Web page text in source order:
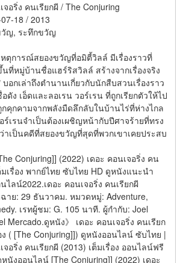
จอริ่ง คนเรียกผี / The Conjuring
18 / 2013
วัญ, ระทึกขวัญ
หตุการณ์สยองขวัญที่อมิตี้วิลล์ มีเรื่องราวที่
นที่หมู่บ้านชื่อแฮร์ริสวิลล์ สร้างจากเรื่องจริง
บอกเล่าถึงตำนานเกี่ยวกับนักสืบสวนเรื่องราว
ดัง เอ็ดและลอเรน วอร์เรน ที่ถูกเรียกตัวให้ไป
คุกคามจากพลังมืดลึกลับในบ้านไร่ที่ห่างไกล
ร์เรนจำเป็นต้องเผชิญหน้ากับปีศาจร้ายที่ทรง
าเป็นคดีที่สยองขวัญที่สุดที่พวกเขาเคยประสบ
Conjuring]] (2022) เดอะ คอนเจอริ่ง คน
มเรื่อง พากย์ไทย ซับไทย HD ดูหนังแนะนำ
ลน์2022.เดอะ คอนเจอริ่ง คนเรียกผี
าย: 29 ธันวาคม. หมวดหมู่: Adventure,
เรทผู้ชม: G. 105 นาที. ผู้กำกับ: Joel
Mercado.ดูหนัง》 เดอะ คอนเจอริ่ง คนเรียก
ง ( [The Conjuring]]) ดูหนังออนไลน์ ซับไทย |
จอริ่ง คนเรียกผี (2013) เต็มเรื่อง ออนไลน์ฟรี
นังออนไลน์ [The Conjuring]] (2022) เดอะ